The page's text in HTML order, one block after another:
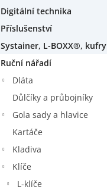
Digitální technika
Příslušenství
Systainer, L-BOXX®, kufry
Ruční nářadí
Dláta
Důlčíky a průbojníky
Gola sady a hlavice
Kartáče
Kladiva
Klíče
L-klíče